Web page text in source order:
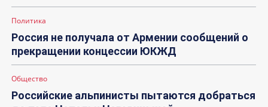
Политика
Россия не получала от Армении сообщений о
прекращении концессии ЮКЖД
Общество
Российские альпинисты пытаются добраться